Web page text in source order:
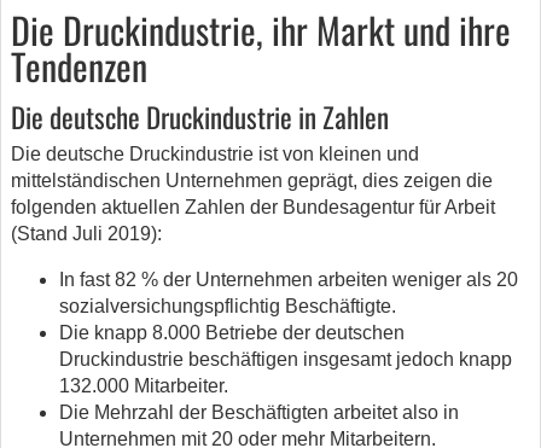
Die Druckindustrie, ihr Markt und ihre
Tendenzen
Die deutsche Druckindustrie in Zahlen
Die deutsche Druckindustrie ist von kleinen und
mittelständischen Unternehmen geprägt, dies zeigen die
folgenden aktuellen Zahlen der Bundesagentur für Arbeit
(Stand Juli 2019):
In fast 82 % der Unternehmen arbeiten weniger als 20
sozialversichungspflichtig Beschäftigte.
Die knapp 8.000 Betriebe der deutschen
Druckindustrie beschäftigen insgesamt jedoch knapp
132.000 Mitarbeiter.
Die Mehrzahl der Beschäftigten arbeitet also in
Unternehmen mit 20 oder mehr Mitarbeitern.